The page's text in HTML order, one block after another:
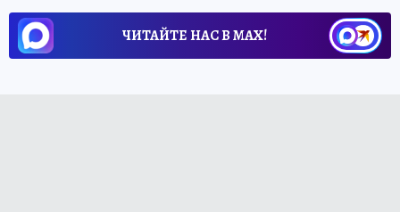
ЧИТАЙТЕ НАС В МАХ!